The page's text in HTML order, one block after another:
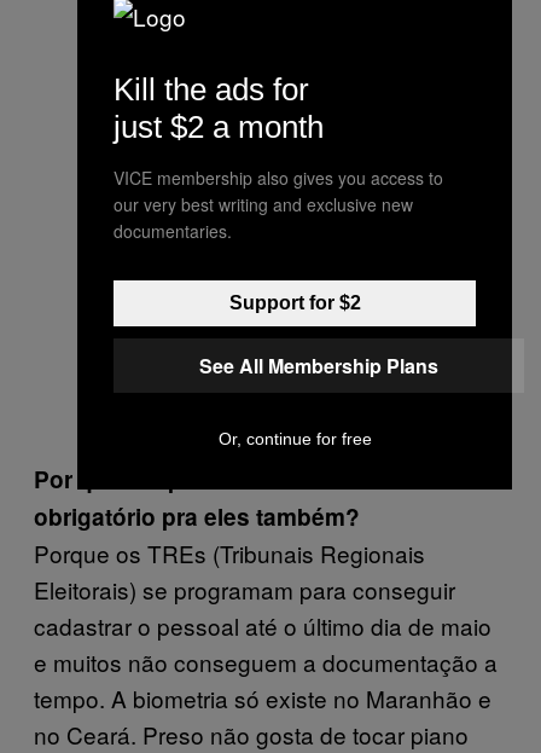
Por que tão poucos se o voto é
obrigatório pra eles também?
Porque os TREs (Tribunais Regionais
Eleitorais) se programam para conseguir
cadastrar o pessoal até o último dia de maio
e muitos não conseguem a documentação a
tempo. A biometria só existe no Maranhão e
no Ceará. Preso não gosta de tocar piano
Kill the ads for
just $2 a month
VICE membership also gives you access to
our very best writing and exclusive new
documentaries.
Support for $2
See All Membership Plans
Or, continue for free